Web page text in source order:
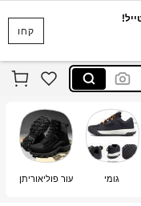
קחו
גומי עור פוליאוריתן